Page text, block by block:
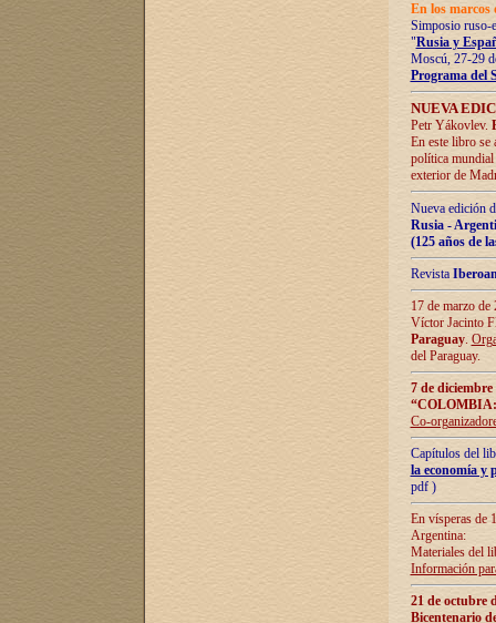
En los marcos
Simposio ruso-
"Rusia y
Moscú, 27-29
Programa del
NUEVA
Petr Yákovlev.
En este libro se
política mundial
exterior de
Nueva edición
Rusia -
(125 años de
Revista
17 de marzo
Víctor Jacinto
Paraguay.
del Paraguay.
7 de
Co-
Capítulos del
la economía y
pdf )
En vísperas de
Argentina:
Materiales del
Información
21 de octubre
Bicentenario